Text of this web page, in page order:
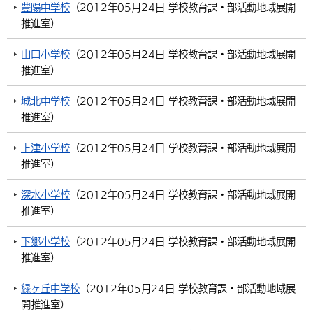
豊陽中学校 （2012年05月24日 学校教育課・部活動地域展開
推進室）
山口小学校 （2012年05月24日 学校教育課・部活動地域展開
推進室）
城北中学校 （2012年05月24日 学校教育課・部活動地域展開
推進室）
上津小学校 （2012年05月24日 学校教育課・部活動地域展開
推進室）
深水小学校 （2012年05月24日 学校教育課・部活動地域展開
推進室）
下郷小学校 （2012年05月24日 学校教育課・部活動地域展開
推進室）
緑ヶ丘中学校 （2012年05月24日 学校教育課・部活動地域展
開推進室）